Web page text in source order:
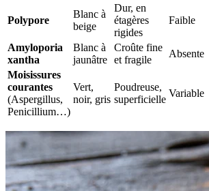
Polypore
Blanc à
beige
Dur, en
étagères
rigides
Faible
Amyloporia
xantha
Blanc à
jaunâtre
Croûte fine
et fragile
Absente
Moisissures
courantes
(Aspergillus,
Penicillium…)
Vert,
noir, gris
Poudreuse,
superficielle
Variable